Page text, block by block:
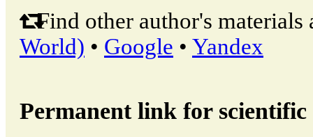
Find other author's materials
World) • Google • Yandex
Permanent link for